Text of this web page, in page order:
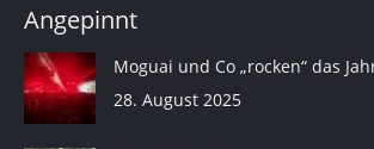
Angepinnt
Moguai und Co „rocken“ das
28. August 2025